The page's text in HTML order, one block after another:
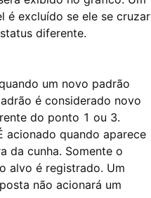
é excluído se ele se cruzar
diferente.
um novo padrão
é considerado novo
do ponto 1 ou 3.
acionado quando aparece
da cunha. Somente o
alvo é registrado. Um
não acionará um